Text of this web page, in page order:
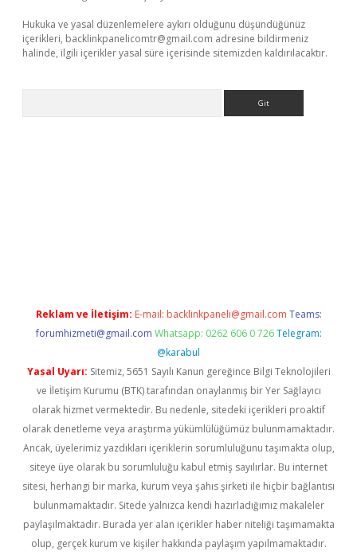
Hukuka ve yasal düzenlemelere aykırı olduğunu düşündüğünüz
içerikleri, backlinkpanelicomtr@gmail.com adresine bildirmeniz
halinde, ilgili içerikler yasal süre içerisinde sitemizden kaldırılacaktır.
Reklam ve İletişim: E-mail: backlinkpaneli@gmail.com Teams:
forumhizmeti@gmail.com Whatsapp: 0262 606 0 726 Telegram:
@karabul
Yasal Uyarı: Sitemiz, 5651 Sayılı Kanun gereğince Bilgi Teknolojileri
ve İletişim Kurumu (BTK) tarafından onaylanmış bir Yer Sağlayıcı
olarak hizmet vermektedir. Bu nedenle, sitedeki içerikleri proaktif
olarak denetleme veya araştırma yükümlülüğümüz bulunmamaktadır.
Ancak, üyelerimiz yazdıkları içeriklerin sorumluluğunu taşımakta olup,
siteye üye olarak bu sorumluluğu kabul etmiş sayılırlar. Bu internet
sitesi, herhangi bir marka, kurum veya şahıs şirketi ile hiçbir bağlantısı
bulunmamaktadır. Sitede yalnızca kendi hazırladığımız makaleler
paylaşılmaktadır. Burada yer alan içerikler haber niteliği taşımamakta
olup, gerçek kurum ve kişiler hakkında paylaşım yapılmamaktadır.